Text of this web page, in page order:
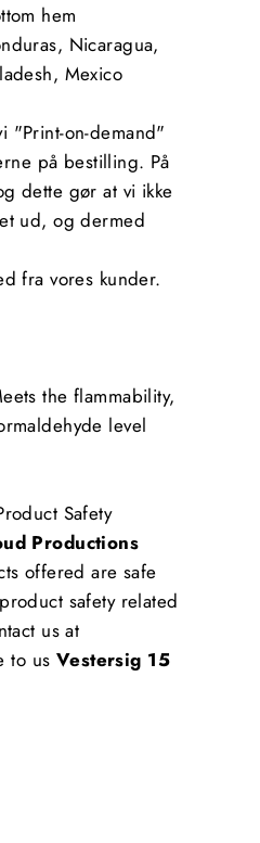
hem
Nicaragua,
Mexico
"Print-on-demand"
på bestilling. På
dette gør at vi ikke
ud, og dermed
fra vores kunder.
the flammability,
level
Safety
Productions
offered are safe
safety related
us at
to us Vestersig 15